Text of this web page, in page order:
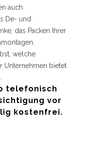
auch
De- und
das Packen Ihrer
welche
Unternehmen bietet
telefonisch
vor
kostenfrei.